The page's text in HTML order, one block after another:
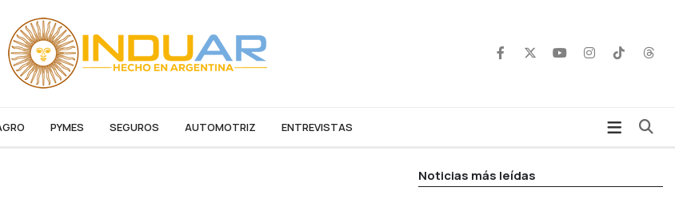
PYMES SEGUROS AUTOMOTRIZ ENTREVISTAS
Noticias más leídas